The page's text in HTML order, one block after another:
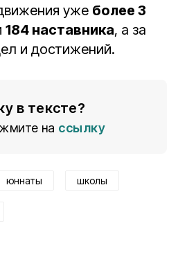
уже более 3
184 наставника, а за
и достижений.
в тексте?
на ссылку
юннаты школы